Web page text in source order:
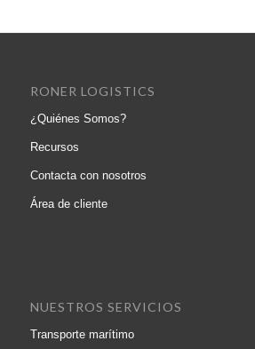
RONER LOGISTICS
¿Quiénes Somos?
Recursos
Contacta con nosotros
Área de cliente
NUESTROS SERVICIOS
Transporte marítimo